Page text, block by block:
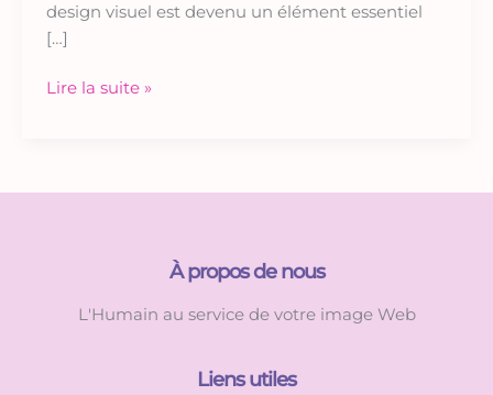
design visuel est devenu un élément essentiel
[…]
Le
design
d’entreprise
Lire la suite »
À propos de nous
L'Humain au service de votre image Web
Liens utiles